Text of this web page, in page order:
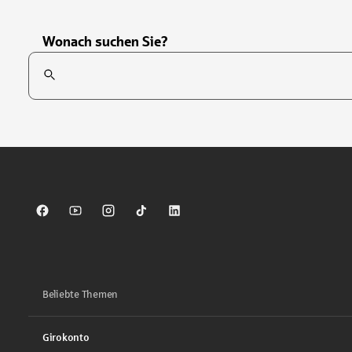
Wonach suchen Sie?
Suchfeld
Sparkasse auf Facebook
Sparkasse auf Youtube
Sparkasse auf Instagram
Sparkasse auf TikTok
Sparkasse auf LinkedIn
Beliebte Themen
Girokonto